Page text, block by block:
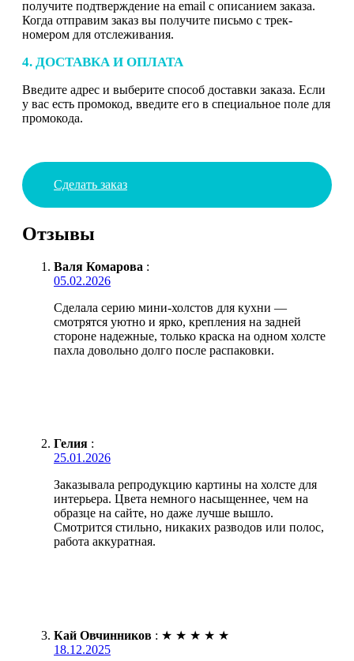
получите подтверждение на email с описанием заказа.
Когда отправим заказ вы получите письмо с трек-
номером для отслеживания.
4. ДОСТАВКА И ОПЛАТА
Введите адрес и выберите способ доставки заказа. Если
у вас есть промокод, введите его в специальное поле для
промокода.
Сделать заказ
Отзывы
Валя Комарова :
05.02.2026
Сделала серию мини-холстов для кухни —
смотрятся уютно и ярко, крепления на задней
стороне надежные, только краска на одном холсте
пахла довольно долго после распаковки.
Гелия :
25.01.2026
Заказывала репродукцию картины на холсте для
интерьера. Цвета немного насыщеннее, чем на
образце на сайте, но даже лучше вышло.
Смотрится стильно, никаких разводов или полос,
работа аккуратная.
Кай Овчинников : ★ ★ ★ ★ ★
18.12.2025